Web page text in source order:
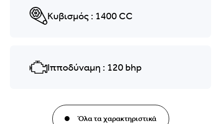
Κυβισμός : 1400 CC
Ιπποδύναμη : 120 bhp
Όλα τα χαρακτηριστικά